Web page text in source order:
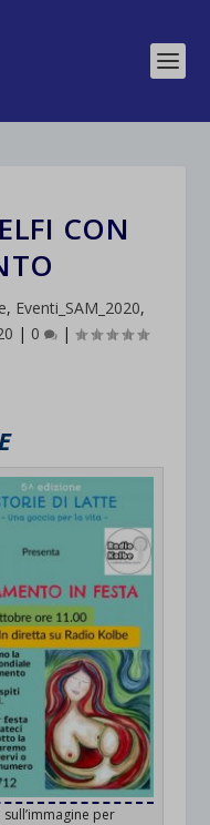
CON
, Eventi_SAM_2020,
| 0 |
sull’immagine per